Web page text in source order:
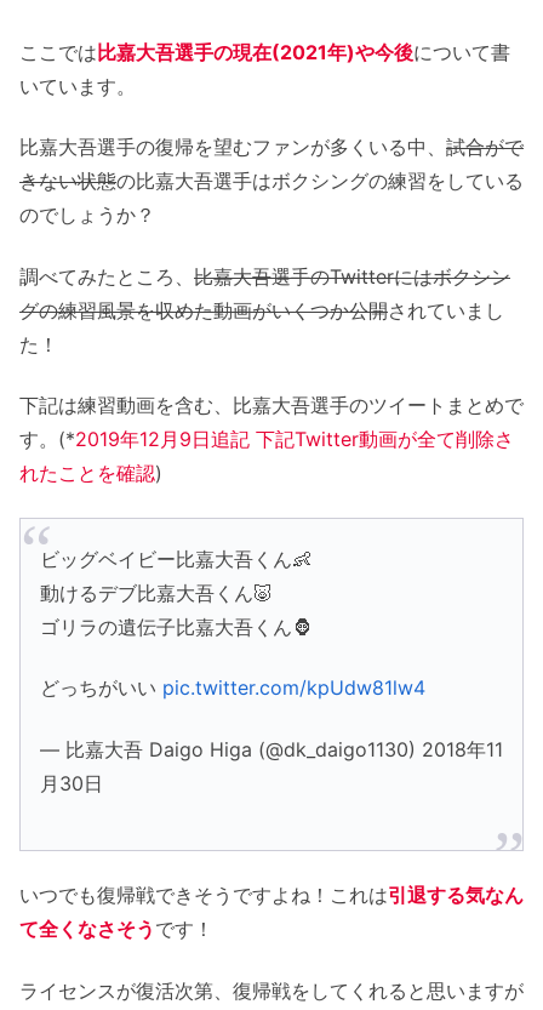
ここでは比嘉大吾選手の現在(2021年)や今後について書
いています。
比嘉大吾選手の復帰を望むファンが多くいる中、 試合がで
きない状態の比嘉大吾選手はボクシングの練習をしている
のでしょうか？
調べてみたところ、 比嘉大吾選手のTwitterにはボクシン
グの練習風景を収めた動画がいくつか公開されていまし
た！
下記は練習動画を含む、比嘉大吾選手のツイートまとめで
す。(*2019年12月9日追記 下記Twitter動画が全て削除さ
れたことを確認)
ビッグベイビー比嘉大吾くん👶
動けるデブ比嘉大吾くん🐷
ゴリラの遺伝子比嘉大吾くん🦍
どっちがいい pic.twitter.com/kpUdw81lw4
— 比嘉大吾 Daigo Higa (@dk_daigo1130) 2018年11
月30日
いつでも復帰戦できそうですよね！これは引退する気なん
て全くなさそう です！
ライセンスが復活次第、復帰戦をしてくれると思いますが